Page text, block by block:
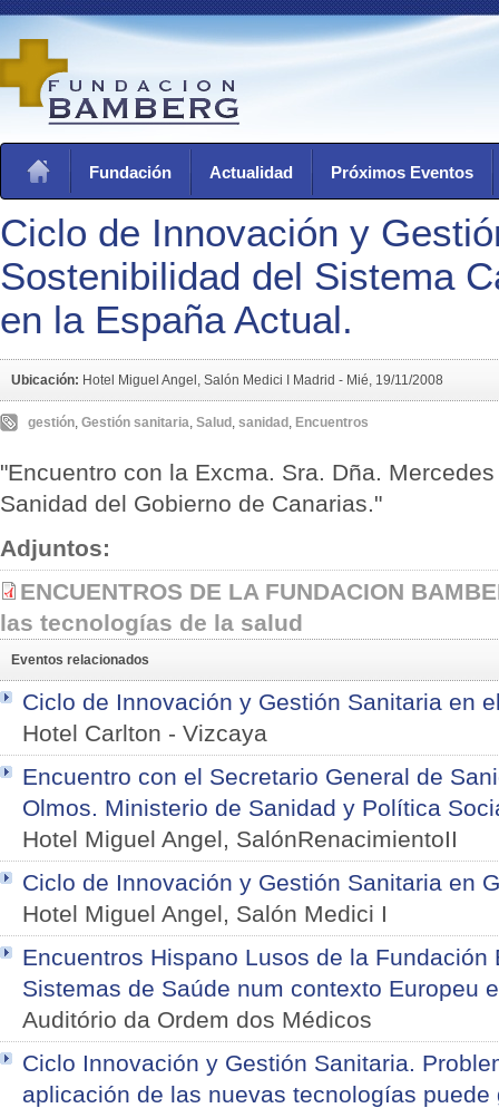
Fundación Actualidad Próximos Eventos
Ciclo de Innovación y
Sostenibilidad del Sistema
en la España Actual.
Ubicación: Hotel Miguel Angel, Salón Medici I Madrid - Mié, 19/11/2008
gestión, Gestión sanitaria, Salud , sanidad , Encuentros
"Encuentro con la Excma. Sra. Dña.
Sanidad del Gobierno de Canarias."
Adjuntos:
ENCUENTROS DE LA FUNDACION
las tecnologías de la salud
Eventos relacionados
Ciclo de Innovación y Gestión Sanitaria en
Hotel Carlton - Vizcaya
Encuentro con el Secretario General de
Olmos. Ministerio de Sanidad y Política
Hotel Miguel Angel, SalónRenacimientoII
Ciclo de Innovación y Gestión Sanitaria en
Hotel Miguel Angel, Salón Medici I
Encuentros Hispano Lusos de la Fundación
Sistemas de Saúde num contexto Europeu
Auditório da Ordem dos Médicos
Ciclo Innovación y Gestión Sanitaria.
aplicación de las nuevas tecnologías